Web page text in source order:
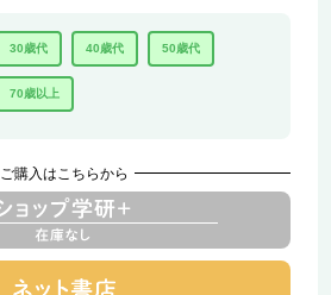
30歳代 40歳代 50歳代
70歳以上
ご購入はこちらから